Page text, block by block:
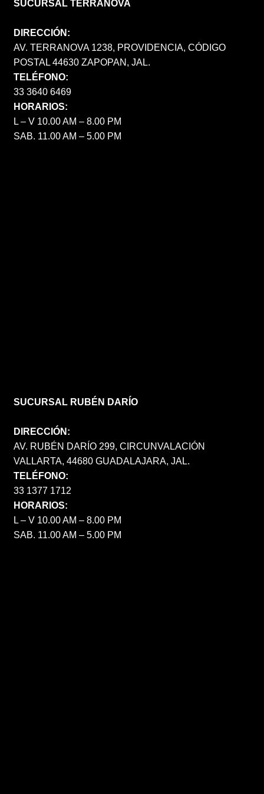
SUCURSAL TERRANOVA
DIRECCIÓN:
AV. TERRANOVA 1238, PROVIDENCIA, CÓDIGO
POSTAL 44630 ZAPOPAN, JAL.
TELÉFONO:
33 3640 6469
HORARIOS:
L – V 10.00 AM – 8.00 PM
SAB. 11.00 AM – 5.00 PM
SUCURSAL RUBÉN DARÍO
DIRECCIÓN:
AV. RUBÉN DARÍO 299, CIRCUNVALACIÓN
VALLARTA, 44680 GUADALAJARA, JAL.
TELÉFONO:
33 1377 1712
HORARIOS:
L – V 10.00 AM – 8.00 PM
SAB. 11.00 AM – 5.00 PM